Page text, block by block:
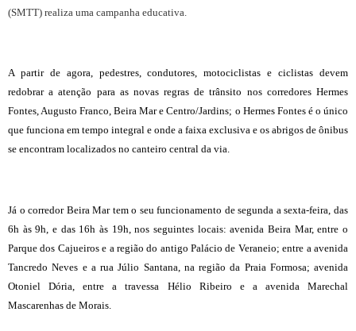
(SMTT) realiza uma campanha educativa.
A partir de agora, pedestres, condutores, motociclistas e ciclistas devem
redobrar a atenção para as novas regras de trânsito nos corredores Hermes
Fontes, Augusto Franco, Beira Mar e Centro/Jardins; o Hermes Fontes é o único
que funciona em tempo integral e onde a faixa exclusiva e os abrigos de ônibus
se encontram localizados no canteiro central da via.
Já o corredor Beira Mar tem o seu funcionamento de segunda a sexta-feira, das
6h às 9h, e das 16h às 19h, nos seguintes locais: avenida Beira Mar, entre o
Parque dos Cajueiros e a região do antigo Palácio de Veraneio; entre a avenida
Tancredo Neves e a rua Júlio Santana, na região da Praia Formosa; avenida
Otoniel Dória, entre a travessa Hélio Ribeiro e a avenida Marechal
Mascarenhas de Morais.